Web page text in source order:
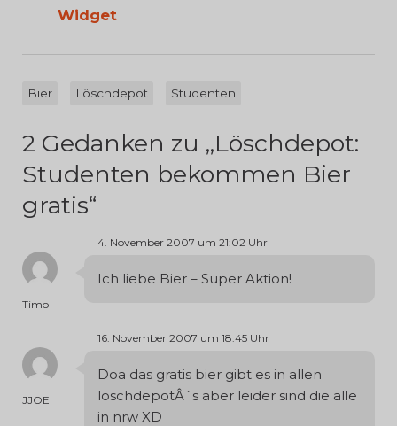
Widget
Bier Löschdepot Studenten
2 Gedanken zu „Löschdepot:
Studenten bekommen Bier
gratis“
Timo
4. November 2007 um 21:02 Uhr
Ich liebe Bier – Super Aktion!
JJOE
16. November 2007 um 18:45 Uhr
Doa das gratis bier gibt es in allen
löschdepotÂ´s aber leider sind die alle
in nrw XD